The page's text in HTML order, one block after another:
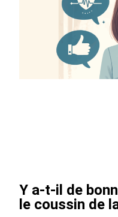
Y a-t-il de
le coussin de